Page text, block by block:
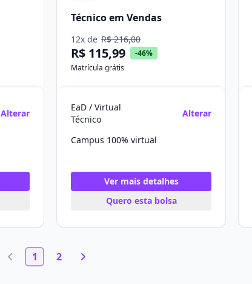
Alterar
Técnico em Vendas
12x de R$ 216,00
R$ 115,99
-46%
Matrícula grátis
EaD / Virtual
Técnico
Alterar
Campus 100% virtual
Ver mais detalhes
Quero esta bolsa
1 2